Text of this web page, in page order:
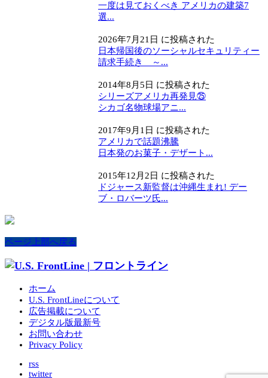
一度は見ておくべき アメリカの建築7
選...
2026年7月21日 に投稿された
日本帰国後のソーシャルセキュリティー
請求手続き ～...
2014年8月5日 に投稿された
シリーズアメリカ再発見㉕
シカゴ名物球場アニ...
2017年9月1日 に投稿された
アメリカで話題沸騰
日本発のお菓子・デザート...
2015年12月2日 に投稿された
ドジャース新監督は沖縄生まれ! デー
ブ・ロバーツ氏...
ページ上部へ戻る
ホーム
U.S. FrontLineについて
広告掲載について
デジタル版最新号
お問い合わせ
Privacy Policy
rss
twitter